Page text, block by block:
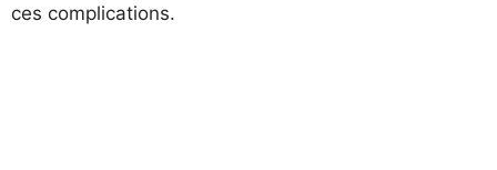
ces complications.